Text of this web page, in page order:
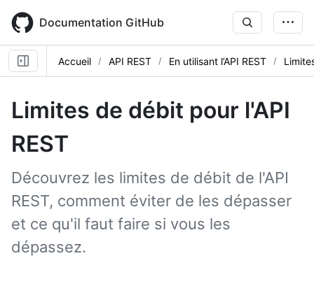
main
content
Documentation GitHub
Accueil API REST En utilisant l’API REST
Limites de débit pour l'API
REST
Découvrez les limites de débit de l'API
REST, comment éviter de les dépasser
et ce qu'il faut faire si vous les
dépassez.